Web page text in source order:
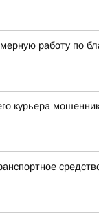
работу по
курьера